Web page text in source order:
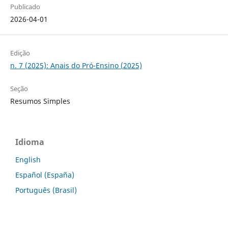
Publicado
2026-04-01
Edição
n. 7 (2025): Anais do Pró-Ensino (2025)
Seção
Resumos Simples
Idioma
English
Español (España)
Português (Brasil)